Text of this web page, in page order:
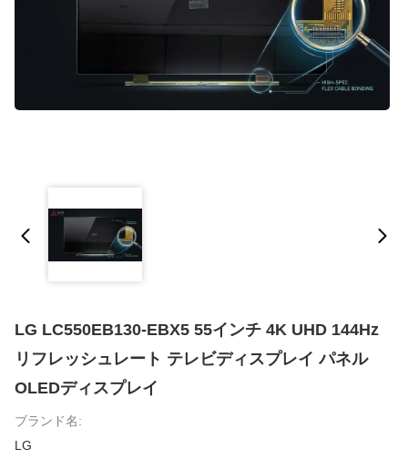
LG LC550EB130-EBX5 55インチ 4K UHD 144Hz
リフレッシュレート テレビディスプレイ パネル
OLEDディスプレイ
ブランド名:
LG